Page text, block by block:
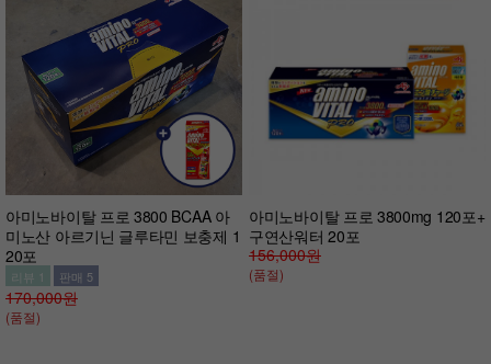
아미노바이탈 프로 3800 BCAA 아
미노산 아르기닌 글루타민 보충제 1
20포
리뷰 1 판매 5
170,000원
(품절)
아미노바이탈 프로 3800mg 120포+
구연산워터 20포
156,000원
(품절)